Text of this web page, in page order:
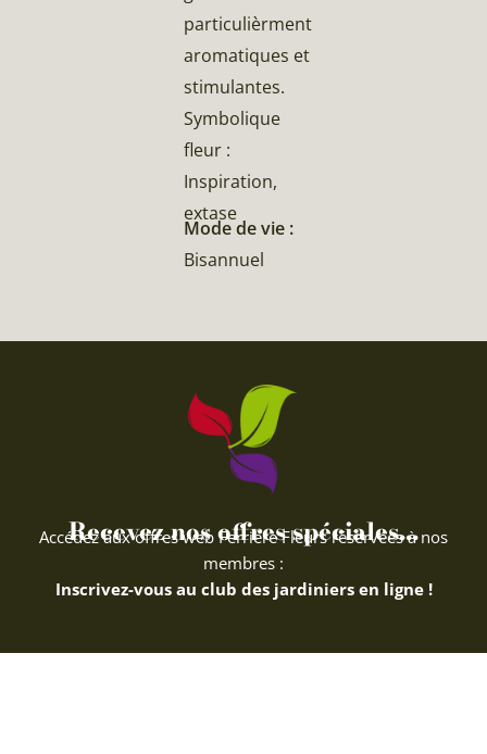
particulièrment
aromatiques et
stimulantes.
Symbolique
fleur :
Inspiration,
extase
Mode de vie :
Bisannuel
Recevez nos offres spéciales...
Accédez aux offres web Ferriere Fleurs réservées à nos
membres :
Inscrivez-vous au club des jardiniers en ligne !